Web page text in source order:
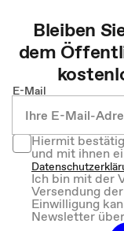
Bleiben
dem
E-Mail
Hiermit
und mit ihnen
Ich bin mit der
Versendung
Einwilligung
Newsletter